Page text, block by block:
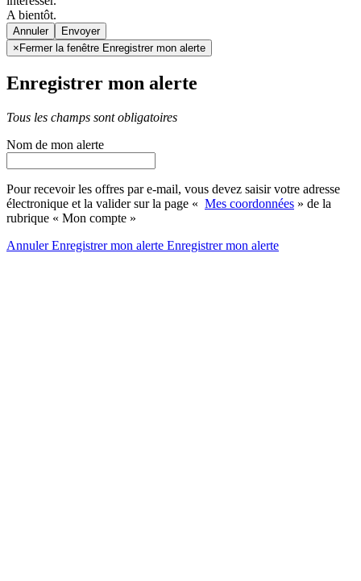
A bientôt.
Annuler
× Fermer la fenêtre Enregistrer mon alerte
Enregistrer mon alerte
Tous les champs sont obligatoires
Nom de mon alerte
Pour recevoir les offres par e-mail, vous devez saisir votre adresse
électronique et la valider sur la page « Mes coordonnées » de la
rubrique « Mon compte »
AnnulerEnregistrer mon alerte Enregistrermon alerte